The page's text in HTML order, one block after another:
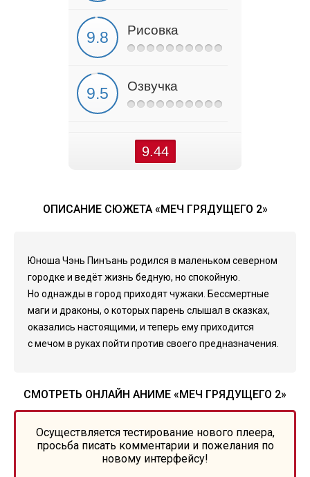
Рисовка
Озвучка
9.44
ОПИСАНИЕ СЮЖЕТА «МЕЧ ГРЯДУЩЕГО 2»
Юноша Чэнь Пинъань родился в маленьком северном
городке и ведёт жизнь бедную, но спокойную.
Но однажды в город приходят чужаки. Бессмертные
маги и драконы, о которых парень слышал в сказках,
оказались настоящими, и теперь ему приходится
с мечом в руках пойти против своего предназначения.
СМОТРЕТЬ ОНЛАЙН АНИМЕ «МЕЧ ГРЯДУЩЕГО 2»
Осуществляется тестирование нового плеера,
просьба писать комментарии и пожелания по
новому интерфейсу!